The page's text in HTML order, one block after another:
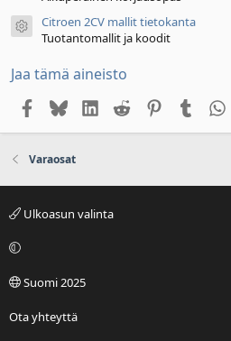
Aineiston kuvake
Citroen 2CV mallit tietokanta
Tuotantomallit ja koodit
Jaa tämä aineisto
Facebook
BlueskyLinkedIn
Reddit PinterestTumblr
Varaosat
Ulkoasun valinta
Suomi 2025
Ota yhteyttä